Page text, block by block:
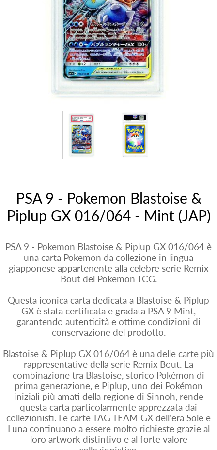
PSA 9 - Pokemon Blastoise &
Piplup GX 016/064 - Mint (JAP)
PSA 9 - Pokemon Blastoise & Piplup GX 016/064 è
una carta Pokemon da collezione in lingua
giapponese appartenente alla celebre serie Remix
Bout del Pokemon TCG.
Questa iconica carta dedicata a Blastoise & Piplup
GX è stata certificata e gradata PSA 9 Mint,
garantendo autenticità e ottime condizioni di
conservazione del prodotto.
Blastoise & Piplup GX 016/064 è una delle carte più
rappresentative della serie Remix Bout. La
combinazione tra Blastoise, storico Pokémon di
prima generazione, e Piplup, uno dei Pokémon
iniziali più amati della regione di Sinnoh, rende
questa carta particolarmente apprezzata dai
collezionisti. Le carte TAG TEAM GX dell'era Sole e
Luna continuano a essere molto richieste grazie al
loro artwork distintivo e al forte valore